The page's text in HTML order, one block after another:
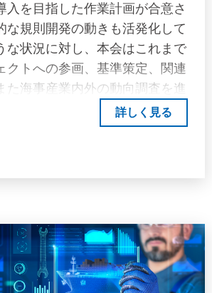
入を目指した作業計画が合意さ
な規則開発の動きも活発化して
な状況に対し、本会はこれまで
クトへの参画、基準策定、関連
た海事産業内外の動向調査を進
避航システムは、自動運航船
鍵を握るシステムであり、本会
員の操船感覚に近い評価が可能
の船長・航海士からデータを収
要があることから、本会より一
船長協会に検証を委託し、
詳しく見る